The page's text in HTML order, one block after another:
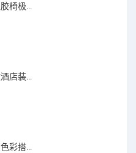
椅极...
店装...
彩搭...